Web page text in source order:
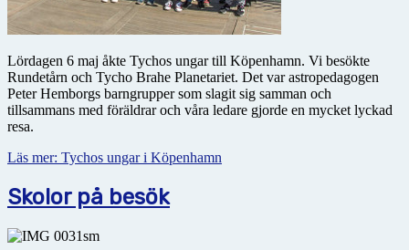
Lördagen 6 maj åkte Tychos ungar till Köpenhamn. Vi besökte
Rundetårn och Tycho Brahe Planetariet. Det var astropedagogen
Peter Hemborgs barngrupper som slagit sig samman och
tillsammans med föräldrar och våra ledare gjorde en mycket lyckad
resa.
Läs mer: Tychos ungar i Köpenhamn
Skolor på besök